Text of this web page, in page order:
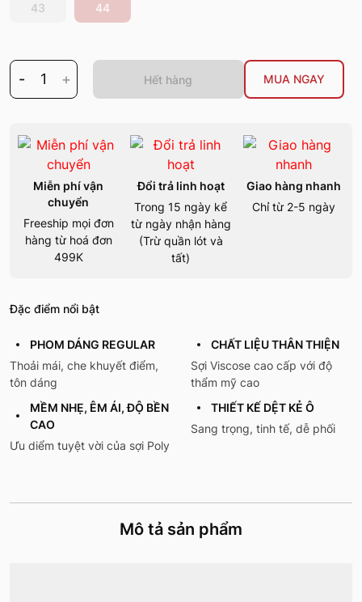
43 44
- 1 + Hết hàng MUA NGAY
Miễn phí vận
chuyển
Freeship mọi đơn
hàng từ hoá đơn
499K
Đổi trả linh hoạt
Trong 15 ngày kể
từ ngày nhận hàng
(Trừ quần lót và
tất)
Giao hàng nhanh
Chỉ từ 2-5 ngày
Đặc điểm nổi bật
PHOM DÁNG REGULAR
Thoải mái, che khuyết điểm,
tôn dáng
CHẤT LIỆU THÂN THIỆN
Sợi Viscose cao cấp với độ
thẩm mỹ cao
MỀM NHẸ, ÊM ÁI, ĐỘ BỀN
CAO
Ưu diểm tuyệt vời của sợi Poly
THIẾT KẾ DỆT KẺ Ô
Sang trọng, tinh tế, dễ phối
Mô tả sản phẩm